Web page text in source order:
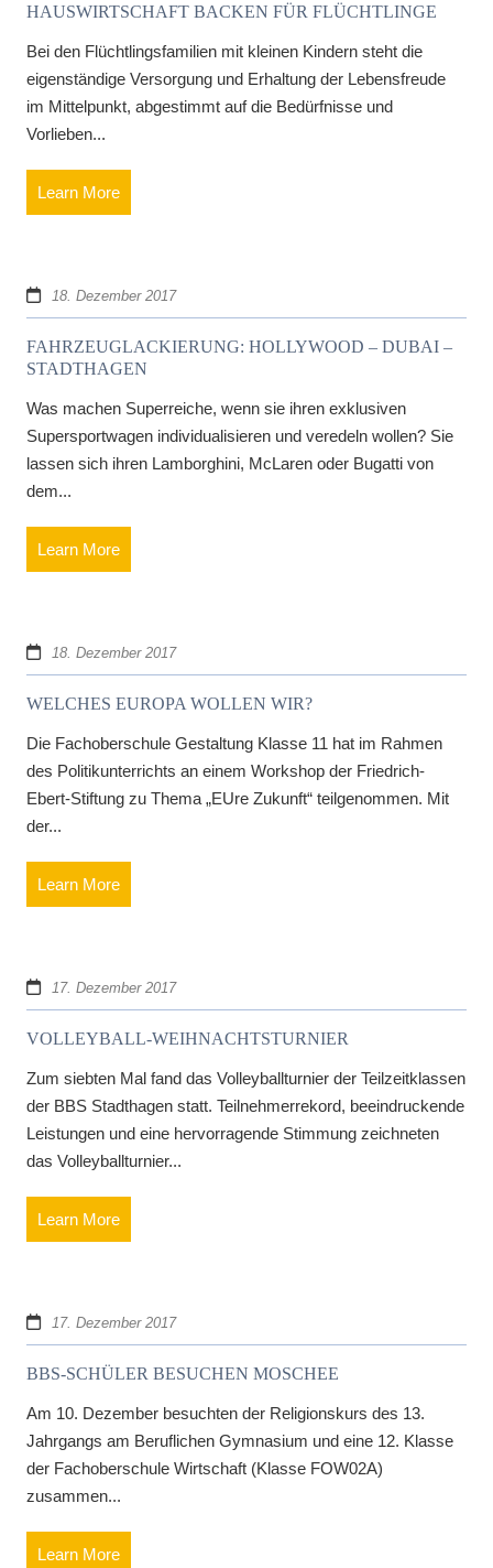
HAUSWIRTSCHAFT BACKEN FÜR FLÜCHTLINGE
Bei den Flüchtlingsfamilien mit kleinen Kindern steht die
eigenständige Versorgung und Erhaltung der Lebensfreude
im Mittelpunkt, abgestimmt auf die Bedürfnisse und
Vorlieben...
Learn More
18. Dezember 2017
FAHRZEUGLACKIERUNG: HOLLYWOOD – DUBAI –
STADTHAGEN
Was machen Superreiche, wenn sie ihren exklusiven
Supersportwagen individualisieren und veredeln wollen? Sie
lassen sich ihren Lamborghini, McLaren oder Bugatti von
dem...
Learn More
18. Dezember 2017
WELCHES EUROPA WOLLEN WIR?
Die Fachoberschule Gestaltung Klasse 11 hat im Rahmen
des Politikunterrichts an einem Workshop der Friedrich-
Ebert-Stiftung zu Thema „EUre Zukunft“ teilgenommen. Mit
der...
Learn More
17. Dezember 2017
VOLLEYBALL-WEIHNACHTSTURNIER
Zum siebten Mal fand das Volleyballturnier der Teilzeitklassen
der BBS Stadthagen statt. Teilnehmerrekord, beeindruckende
Leistungen und eine hervorragende Stimmung zeichneten
das Volleyballturnier...
Learn More
17. Dezember 2017
BBS-SCHÜLER BESUCHEN MOSCHEE
Am 10. Dezember besuchten der Religionskurs des 13.
Jahrgangs am Beruflichen Gymnasium und eine 12. Klasse
der Fachoberschule Wirtschaft (Klasse FOW02A)
zusammen...
Learn More